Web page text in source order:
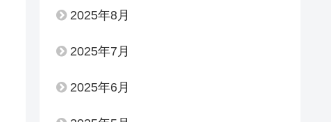
2025年8月
2025年7月
2025年6月